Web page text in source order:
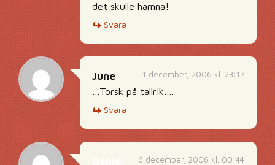
det skulle hamna!
Svara
1 december, 2006 kl. 23:17
June
…Torsk på tallrik….
Svara
6 december, 2006 kl. 00:44